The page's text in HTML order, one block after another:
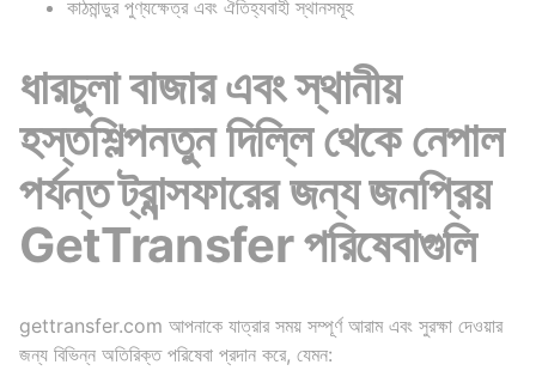
কাঠমান্ডুর পুণ্যক্ষেত্র এবং ঐতিহ্যবাহী স্থানসমূহ
ধারচুলা বাজার এবং স্থানীয়
হস্তশিল্পনতুন দিল্লি থেকে নেপাল
পর্যন্ত ট্রান্সফারের জন্য জনপ্রিয়
GetTransfer পরিষেবাগুলি
gettransfer.com আপনাকে যাত্রার সময় সম্পূর্ণ আরাম এবং সুরক্ষা দেওয়ার
জন্য বিভিন্ন অতিরিক্ত পরিষেবা প্রদান করে, যেমন: